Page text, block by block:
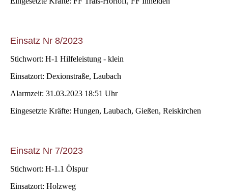
Einsatz Nr 8/2023
Stichwort: H-1 Hilfeleistung - klein
Einsatzort: Dexionstraße, Laubach
Alarmzeit: 31.03.2023 18:51 Uhr
Eingesetzte Kräfte: Hungen, Laubach, Gießen, Reiskirchen
Einsatz Nr 7/2023
Stichwort: H-1.1 Ölspur
Einsatzort: Holzweg